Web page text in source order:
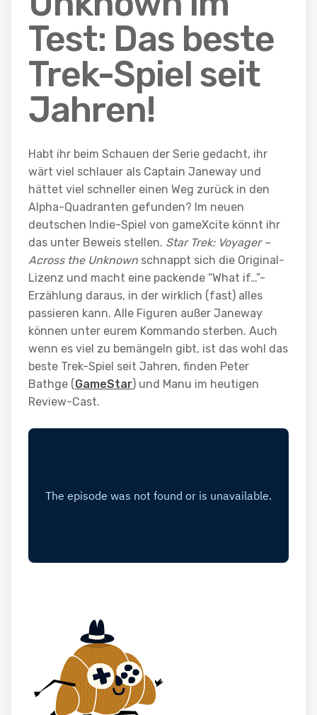
Test: Das beste
Trek-Spiel seit
Jahren!
Habt ihr beim Schauen der Serie gedacht, ihr
wärt viel schlauer als Captain Janeway und
hättet viel schneller einen Weg zurück in den
Alpha-Quadranten gefunden? Im neuen
deutschen Indie-Spiel von gameXcite könnt ihr
das unter Beweis stellen. Star Trek: Voyager –
Across the Unknown schnappt sich die Original-
Lizenz und macht eine packende “What if…”-
Erzählung daraus, in der wirklich (fast) alles
passieren kann. Alle Figuren außer Janeway
können unter eurem Kommando sterben. Auch
wenn es viel zu bemängeln gibt, ist das wohl das
beste Trek-Spiel seit Jahren, finden Peter
Bathge (GameStar) und Manu im heutigen
Review-Cast.